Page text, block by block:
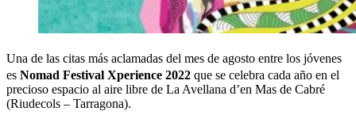
Una de las citas más aclamadas del mes de agosto entre los jóvenes
es Nomad Festival Xperience 2022 que se celebra cada año en el
precioso espacio al aire libre de La Avellana d’en Mas de Cabré
(Riudecols – Tarragona).